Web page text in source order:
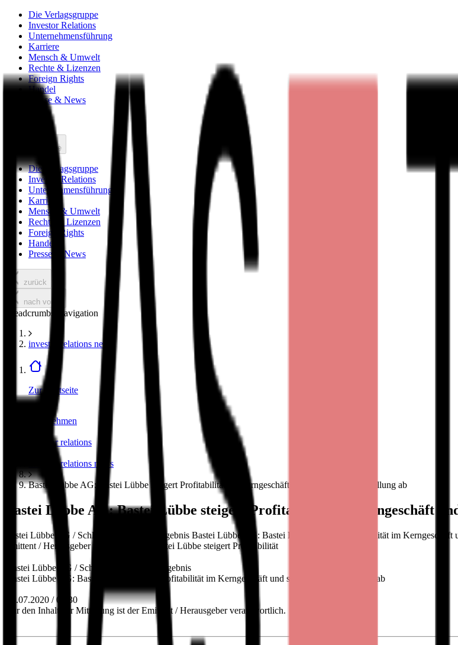
Die Verlagsgruppe
Investor Relations
Unternehmensführung
Karriere
Mensch & Umwelt
Rechte & Lizenzen
Foreign Rights
Handel
Presse & News
nach vorne
Die Verlagsgruppe
Investor Relations
Unternehmensführung
Karriere
Mensch & Umwelt
Rechte & Lizenzen
Foreign Rights
Handel
Presse & News
zurück
nach vorne
Breadcrumbs Navigation
investor relations news
Zur Startseite
unternehmen
investor relations
investor relations news
Bastei Lübbe AG: Bastei Lübbe steigert Profitabilität im Kerngeschäft und schließt Neuaufstellung ab
Bastei Lübbe AG: Bastei Lübbe steigert Profitabilität im Kerngeschäft
Bastei Lübbe AG / Schlagwort(e): Jahresergebnis Bastei Lübbe AG: Bastei Lübbe steigert Profitabilität im
Emittent / Herausgeber verantwortlich. Bastei Lübbe steigert Profitabilität
Bastei Lübbe AG / Schlagwort(e): Jahresergebnis
Bastei Lübbe AG: Bastei Lübbe steigert Profitabilität im Kerngeschäft und schließt Neuaufstellung ab
14.07.2020 / 07:30
Für den Inhalt der Mitteilung ist der Emittent / Herausgeber verantwortlich.